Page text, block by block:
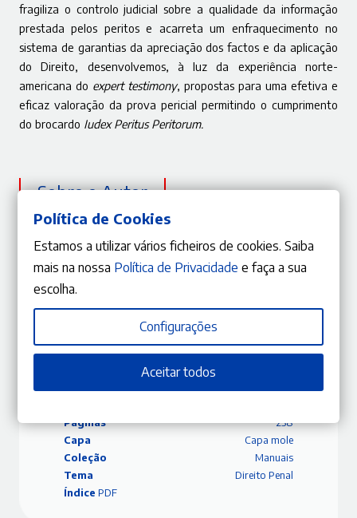
fragiliza o controlo judicial sobre a qualidade da informação
prestada pelos peritos e acarreta um enfraquecimento no
sistema de garantias da apreciação dos factos e da aplicação
do Direito, desenvolvemos, à luz da experiência norte-
americana do expert testimony, propostas para uma efetiva e
eficaz valoração da prova pericial permitindo o cumprimento
do brocardo Iudex Peritus Peritorum.
Sobre o Autor
Maria João Lourenço
ISBN
9789899136809
Páginas
238
Capa
Capa mole
Coleção
Manuais
Tema
Direito Penal
Índice PDF
Política de Cookies
Estamos a utilizar vários ficheiros de cookies. Saiba
mais na nossa Política de Privacidade e faça a sua
escolha.
Configurações
Aceitar todos